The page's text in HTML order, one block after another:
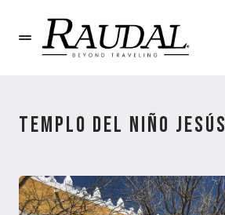
TEMPLO DEL NIÑO JESÚS